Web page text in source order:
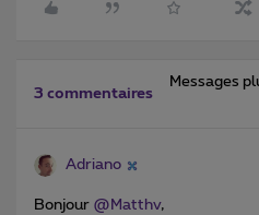
3 commentaires
Messages
Adriano
Bonjour @Matthv,